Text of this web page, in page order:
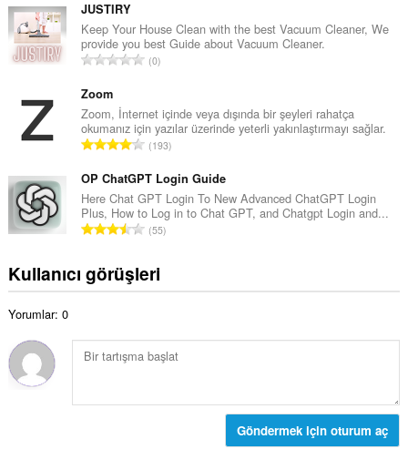
s
a
y
s
ı
:
l
a
m
s
a
y
ı
s
ı
:
JUSTIRY
Keep Your House Clean with the best Vacuum Cleaner, We
provide you best Guide about Vacuum Cleaner.
T
l
a
m
y
s
a
y
s
ı
0
Zoom
Zoom, İnternet içinde veya dışında bir şeyleri rahatça
okumanız için yazılar üzerinde yeterli yakınlaştırmayı sağlar.
T
p
l
a
m
y
s
ı
s
193
OP ChatGPT Login Guide
Here Chat GPT Login To New Advanced ChatGPT Login
Plus, How to Log in to Chat GPT, and Chatgpt Login and...
T
l
o
y
y
55
Kullanıcı görüşleri
Yorumlar: 0
Göndermek için oturum aç